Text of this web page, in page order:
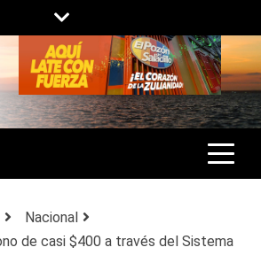
DEL ZULIA, VENEZUELA Y
INTERÉS GENERAL.
Nacional
de casi $400 a través del Sistema